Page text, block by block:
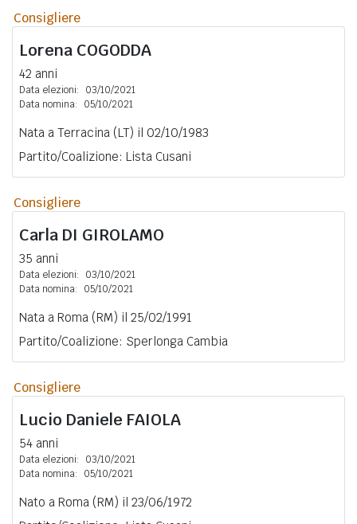
Consigliere
Lorena COGODDA
42 anni
Data elezioni:
03/10/2021
Data nomina:
05/10/2021
Nata a Terracina (LT) il 02/10/1983
Partito/Coalizione: Lista Cusani
Consigliere
Carla DI GIROLAMO
35 anni
Data elezioni:
03/10/2021
Data nomina:
05/10/2021
Nata a Roma (RM) il 25/02/1991
Partito/Coalizione: Sperlonga Cambia
Consigliere
Lucio Daniele FAIOLA
54 anni
Data elezioni:
03/10/2021
Data nomina:
05/10/2021
Nato a Roma (RM) il 23/06/1972